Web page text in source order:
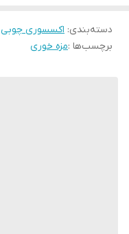
دسته‌بندی: اکسسوری چوبی
برچسب‌ها :مزه خوری